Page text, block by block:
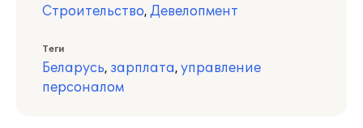
Строительство, Девелопмент
Теги
Беларусь, зарплата, управление
персоналом